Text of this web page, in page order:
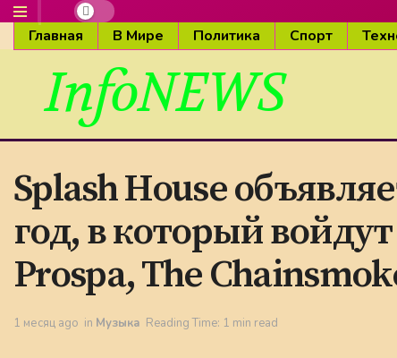
Главная В Мире Политика Спорт
InfoNEWS
Splash House
год, в который
Prospa, The
1 месяц ago in Музыка Reading Time: 1 min read